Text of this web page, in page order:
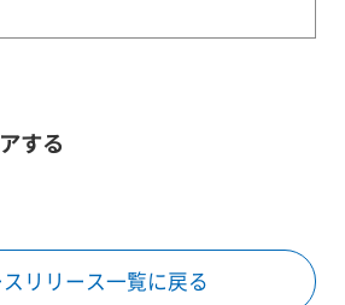
する
リリース一覧に戻る